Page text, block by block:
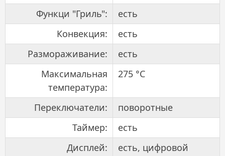
Функци "Гриль":
есть
Конвекция:
есть
Размораживание:
есть
Максимальная
температура:
275 °С
Переключатели:
поворотные
Таймер:
есть
Дисплей:
есть, цифровой